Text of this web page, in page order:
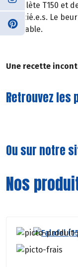
complète T150 et
Associé.e.s. Le
équitable.
Une recette
Retrouvez les
Ou sur notre
Nos